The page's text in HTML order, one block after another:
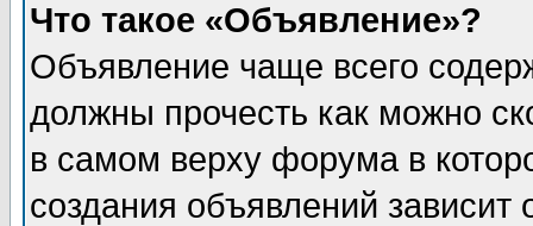
Что такое «Объявление»?
Объявление чаще всего
должны прочесть как можно
в самом верху форума в
создания объявлений зависит